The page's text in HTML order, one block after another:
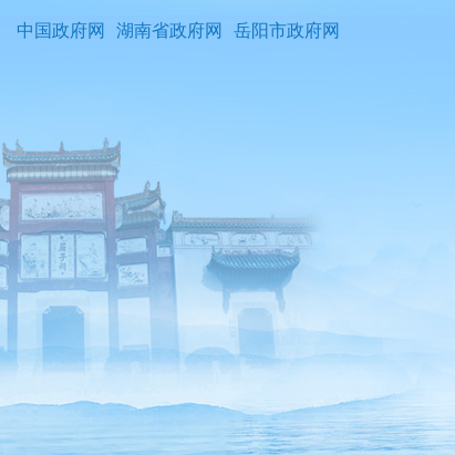
中国政府网 湖南省政府网 岳阳市政府网